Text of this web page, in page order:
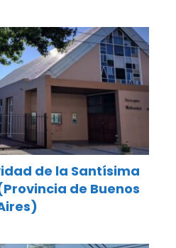
de la Santísima
de Buenos